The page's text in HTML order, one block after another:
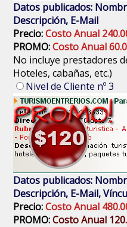
Datos publicados:
Descripción, E-Mail
Precio:Costo Anual
PROMO:Costo Anual
No incluye prestadores
Hoteles, cabañas, etc.)
Nivel de Cliente nº 3
Datos publicados:
Descripción, E-Mail,
Precio:Costo Anual
PROMO:Costo Anual